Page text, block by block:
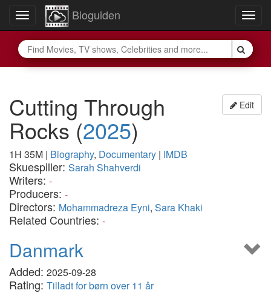
Toggle
navigation
Bioguiden
Edit
Cutting Through
Rocks(2025)
1H 35M | Biography, Documentary | IMDB
Skuespiller: Sarah Shahverdi
Writers: -
Producers: -
Directors: Mohammadreza Eyni, Sara Khaki
Related Countries: -
Danmark
Added: 2025-09-28
Rating: Tilladt for børn over 11 år